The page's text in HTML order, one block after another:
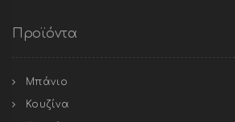
Προϊόντα
Μπάνιο
Κουζίνα